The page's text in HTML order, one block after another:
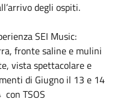
degli ospiti.
SEI Music:
fronte saline e mulini
vista spettacolare e
di Giugno il 13 e 14
con TSOS